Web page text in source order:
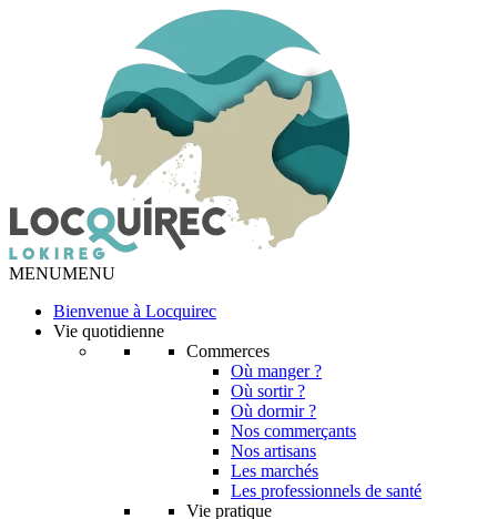
MENUMENU
Bienvenue à Locquirec
Vie quotidienne
Commerces
Où manger ?
Où sortir ?
Où dormir ?
Nos commerçants
Nos artisans
Les marchés
Les professionnels de santé
Vie pratique